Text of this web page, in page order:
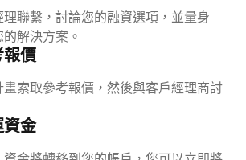
聯繫，討論您的融資選項，並量身
解決方案。
報價
索取參考報價，然後與客戶經理商討
資金